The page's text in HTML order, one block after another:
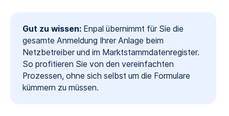
Gut zu wissen:Enpal übernimmt für Sie die
gesamte Anmeldung Ihrer Anlage beim
Netzbetreiber und im Marktstammdatenregister.
So profitieren Sie von den vereinfachten
Prozessen, ohne sich selbst um die Formulare
kümmern zu müssen.